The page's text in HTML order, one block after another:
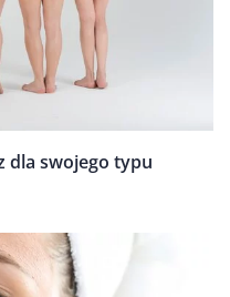
dla swojego typu